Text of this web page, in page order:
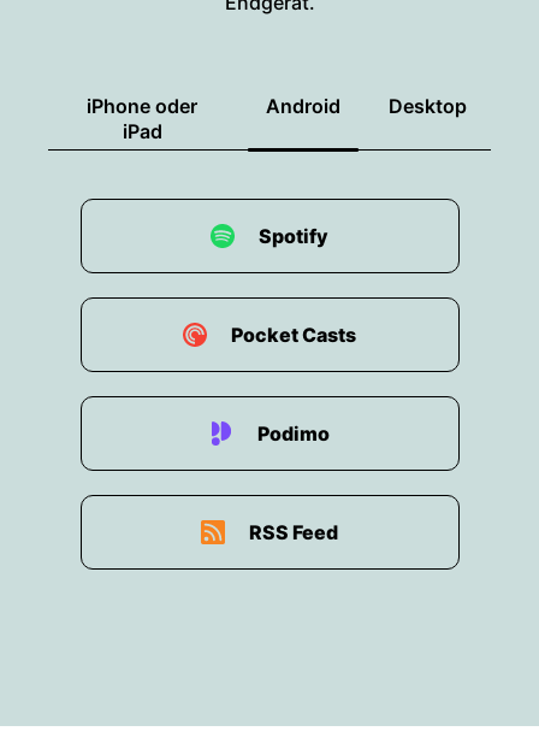
iPhone oder
iPad
Android Desktop
Spotify
Pocket Casts
Podimo
RSS Feed